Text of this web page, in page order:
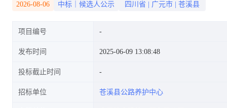
2026-08-06 中标｜候选人公示 四川省 广元市 苍溪县
项目编号
发布时间 2025-06-09 13:08:48
投标截止时间
招标单位 苍溪县公路养护中心